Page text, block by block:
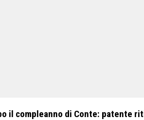
il compleanno di Conte: patente